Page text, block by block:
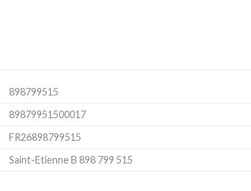
898799515
89879951500017
FR26898799515
Saint-Etienne B 898 799 515